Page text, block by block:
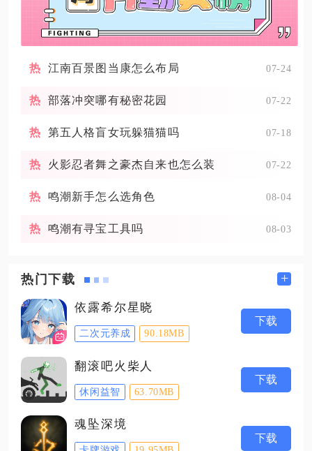
江南百景图当康怎么布局 07-24
部落冲突哪有秘密花园 07-22
第五人格盲女玩躲猫猫吗 07-18
火影忍者舞之豪杰自来也怎么装 07-22
鸣潮新手怎么选角色 08-04
鸣潮有寻宝工具吗 08-03
热门下载 +
依露希尔星晓
二次元养成 90.18MB
下载
翻滚吧火柴人
休闲益智 63.70MB
下载
魂坠深境
下载